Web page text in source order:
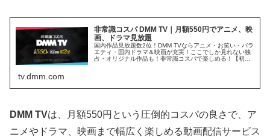
非常識コスパ DMM TV｜月額550円でアニメ、映
画、ドラマ見放題
国内作品見放題数2位！DMM TVならアニメ・お笑い・バラ
エティ・国内ドラマ＆映画が充実！ここでしか見れない独
占・オリジナル作品も！非常識コスパで楽しめる！【初回
tv.dmm.com
DMM TVは、月額550円という圧倒的コスパの良さで、ア
ニメやドラマ、映画まで幅広く楽しめる動画配信サービス